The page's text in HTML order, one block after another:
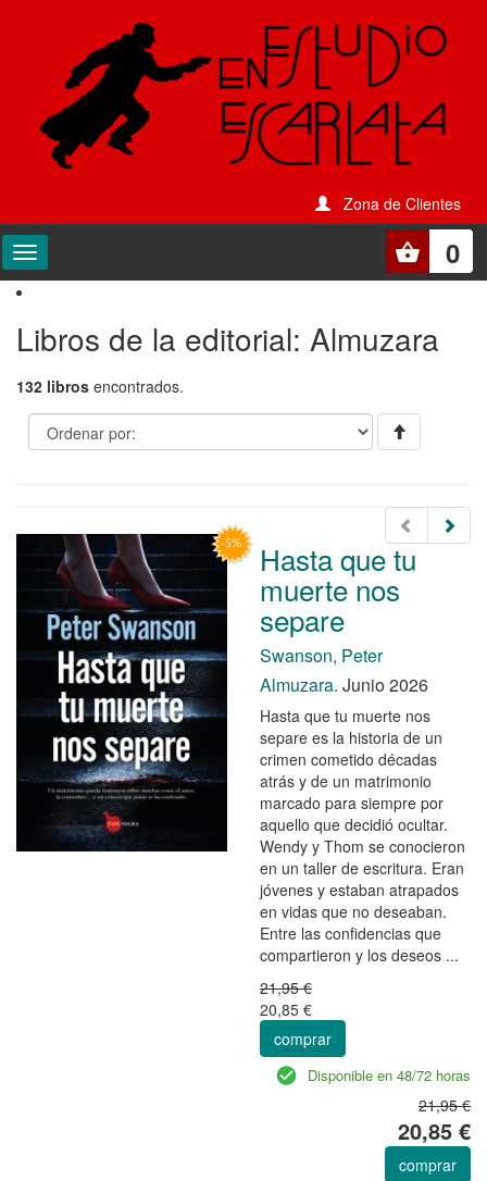
Zona de Clientes
0
Libros de la editorial: Almuzara
132 libros encontrados.
Hasta que tu
muerte nos
separe
Swanson, Peter
Almuzara. Junio 2026
Hasta que tu muerte nos
separe es la historia de un
crimen cometido décadas
atrás y de un matrimonio
marcado para siempre por
aquello que decidió ocultar.
Wendy y Thom se conocieron
en un taller de escritura. Eran
jóvenes y estaban atrapados
en vidas que no deseaban.
Entre las confidencias que
compartieron y los deseos ...
21,95 €
20,85 €
comprar
Disponible en 48/72 horas
21,95 €
20,85 €
comprar